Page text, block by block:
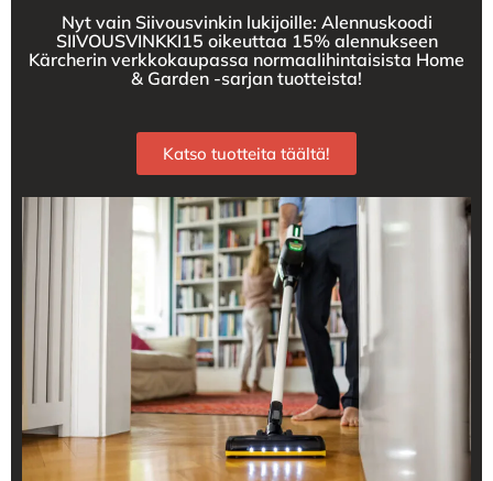
Nyt vain Siivousvinkin lukijoille: Alennuskoodi
SIIVOUSVINKKI15 oikeuttaa 15% alennukseen
Kärcherin verkkokaupassa normaalihintaisista Home
& Garden -sarjan tuotteista!
Katso tuotteita täältä!